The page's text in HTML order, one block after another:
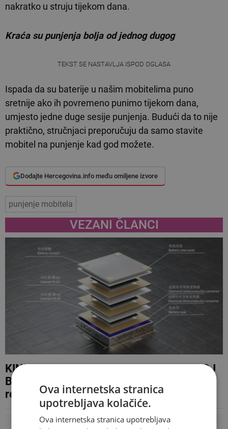
nakratko u struju tijekom dana.
Kraća su punjenja bolja od jednog dugog
TEKST SE NASTAVLJA ISPOD OGLASA
Ispada da su baterije u našim mobitelima puno
sretnije ako ih povremeno punimo tijekom dana,
umjesto jedne duge sesije punjenja. Budući da to nije
praktično, stručnjaci preporučuju da samo stavite
mobitel na punjenje kad god možete.
Dodajte Hercegovina.info među omiljene izvore
punjenje mobitela
VEZANI ČLANCI
KINEZI TVRDE DA RADE NA NUKLEARNOJ
BATERIJI Ako ova tehnologija postane
realnost, zaboravite punjenje mobitela
Ova internetska stranica
upotrebljava kolačiće.
Ova internetska stranica upotrebljava